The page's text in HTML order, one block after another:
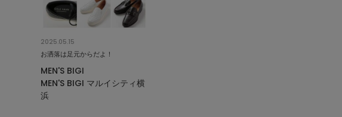
2025.05.15
お洒落は足元からだよ！
MEN'S BIGI
MEN'S BIGI マルイシティ横
浜